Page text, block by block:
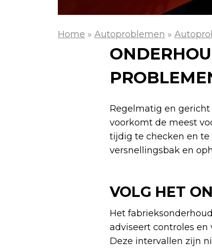
Home » Autoproblemen »
Regelmatig en
voorkomt de meest
tijdig te checken en
versnellingsbak en
VOLG HET
Het
adviseert controles en
Deze intervallen zijn